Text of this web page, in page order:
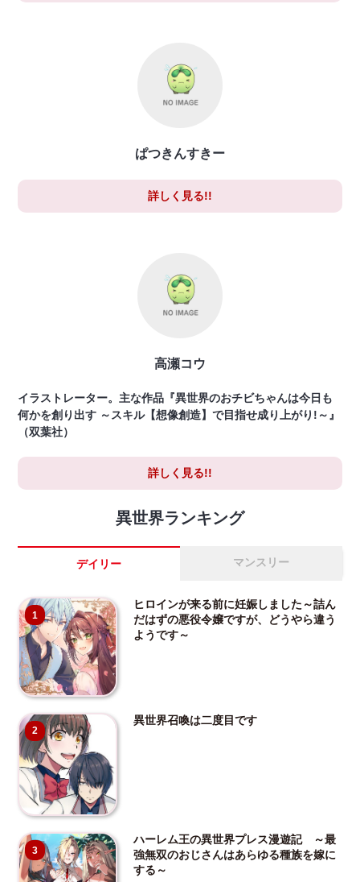
ぱつきんすきー
詳しく見る!!
高瀬コウ
イラストレーター。主な作品『異世界のおチビちゃんは今日も
何かを創り出す ～スキル【想像創造】で目指せ成り上がり!～』
（双葉社）
詳しく見る!!
異世界ランキング
デイリー マンスリー
1
ヒロインが来る前に妊娠しました～詰ん
だはずの悪役令嬢ですが、どうやら違う
ようです～
2
異世界召喚は二度目です
3
ハーレム王の異世界プレス漫遊記 ～最
強無双のおじさんはあらゆる種族を嫁に
する～